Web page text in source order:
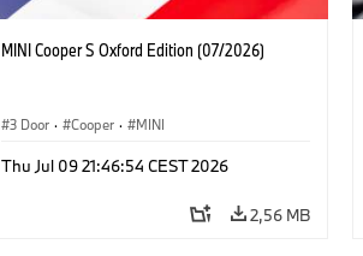
MINI Cooper S Oxford Edition (07/2026)
3 Door · Cooper · MINI
Thu Jul 09 21:46:54 CEST 2026
2,56 MB